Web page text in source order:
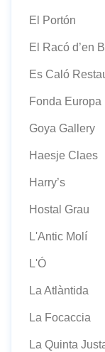
El Portón
El Racó d’en
Es Caló
Fonda Europa
Goya Gallery
Haesje Claes
Harry’s
Hostal Grau
L'Antic Molí
L'Ó
La Atlàntida
La Focaccia
La Quinta